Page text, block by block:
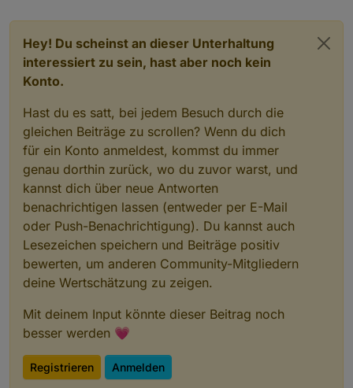
Edit: Anscheinend darf die ObjektID kein Leerzeichen
enthalten. Muss ich wohl mal fixen.
Hey! Du scheinst an dieser Unterhaltung
interessiert zu sein, hast aber noch kein
Konto.
Hast du es satt, bei jedem Besuch durch die
gleichen Beiträge zu scrollen? Wenn du dich
für ein Konto anmeldest, kommst du immer
genau dorthin zurück, wo du zuvor warst, und
kannst dich über neue Antworten
benachrichtigen lassen (entweder per E-Mail
oder Push-Benachrichtigung). Du kannst auch
Lesezeichen speichern und Beiträge positiv
bewerten, um anderen Community-Mitgliedern
deine Wertschätzung zu zeigen.
Mit deinem Input könnte dieser Beitrag noch
besser werden 💗
Registrieren Anmelden